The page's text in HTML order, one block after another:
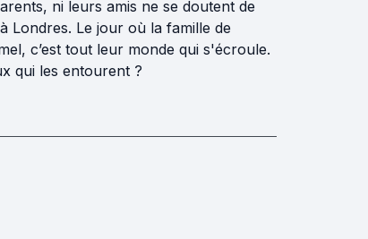
ni leurs amis ne se doutent de
Londres. Le jour où la famille de
c’est tout leur monde qui s'écroule.
qui les entourent ?